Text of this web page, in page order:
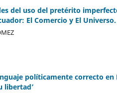
del uso del pretérito
El Comercio y El Universo.
políticamente correcto en
libertad’